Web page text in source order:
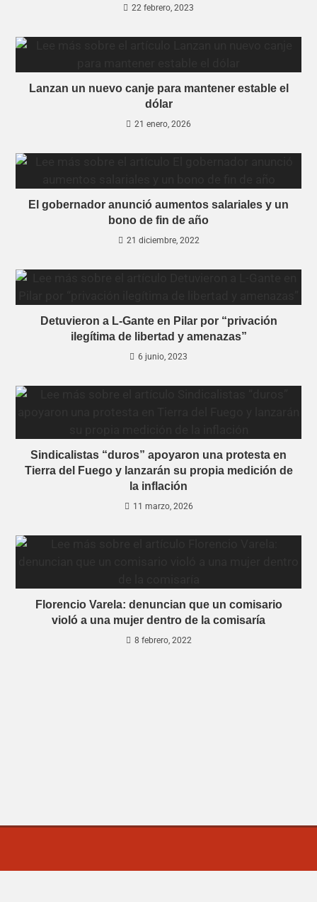
22 febrero, 2023
Lanzan un nuevo canje para mantener estable el
dólar
21 enero, 2026
El gobernador anunció aumentos salariales y un
bono de fin de año
21 diciembre, 2022
Detuvieron a L-Gante en Pilar por “privación
ilegítima de libertad y amenazas”
6 junio, 2023
Sindicalistas “duros” apoyaron una protesta en
Tierra del Fuego y lanzarán su propia medición de
la inflación
11 marzo, 2026
Florencio Varela: denuncian que un comisario
violó a una mujer dentro de la comisaría
8 febrero, 2022